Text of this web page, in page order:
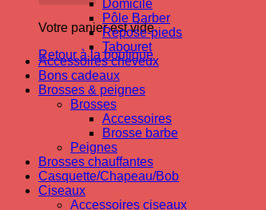
Votre panier est vide.
Retour à la boutique
Domicile
Pôle Barber
Repose-pieds
Tabouret
Accessoires cheveux
Bons cadeaux
Brosses & peignes
Brosses
Accessoires
Brosse barbe
Peignes
Brosses chauffantes
Casquette/Chapeau/Bob
Ciseaux
Accessoires ciseaux